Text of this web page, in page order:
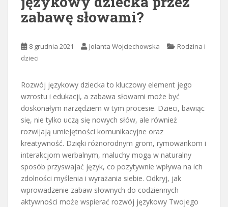
zabawę słowami?
8 grudnia 2021 Jolanta Wojciechowska
Rodzina i
dzieci
Rozwój językowy dziecka to kluczowy element jego
wzrostu i edukacji, a zabawa słowami może być
doskonałym narzędziem w tym procesie. Dzieci, bawiąc
się, nie tylko uczą się nowych słów, ale również
rozwijają umiejętności komunikacyjne oraz
kreatywność. Dzięki różnorodnym grom, rymowankom i
interakcjom werbalnym, maluchy mogą w naturalny
sposób przyswajać język, co pozytywnie wpływa na ich
zdolności myślenia i wyrażania siebie. Odkryj, jak
wprowadzenie zabaw słownych do codziennych
aktywności może wspierać rozwój językowy Twojego